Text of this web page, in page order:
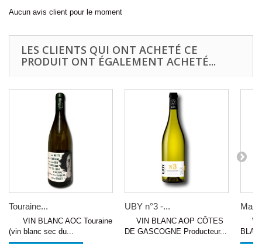
Aucun avis client pour le moment
LES CLIENTS QUI ONT ACHETÉ CE
PRODUIT ONT ÉGALEMENT ACHETÉ...
Touraine...
VIN BLANC AOC Touraine
(vin blanc sec du...
UBY n°3 -...
VIN BLANC AOP CÔTES
DE GASCOGNE Producteur...
VIN